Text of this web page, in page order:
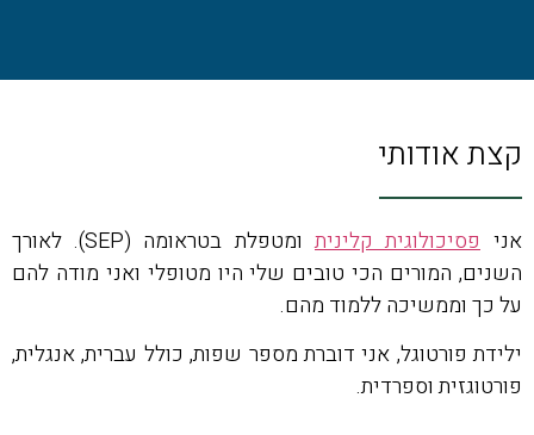
קצת אודותי
אני פסיכולוגית קלינית
ומטפלת בטראומה (SEP). לאורך
השנים, המורים הכי טובים שלי היו מטופלי ואני מודה להם
על כך וממשיכה ללמוד מהם.
ילידת פורטוגל, אני דוברת מספר שפות, כולל עברית, אנגלית,
פורטוגזית וספרדית.